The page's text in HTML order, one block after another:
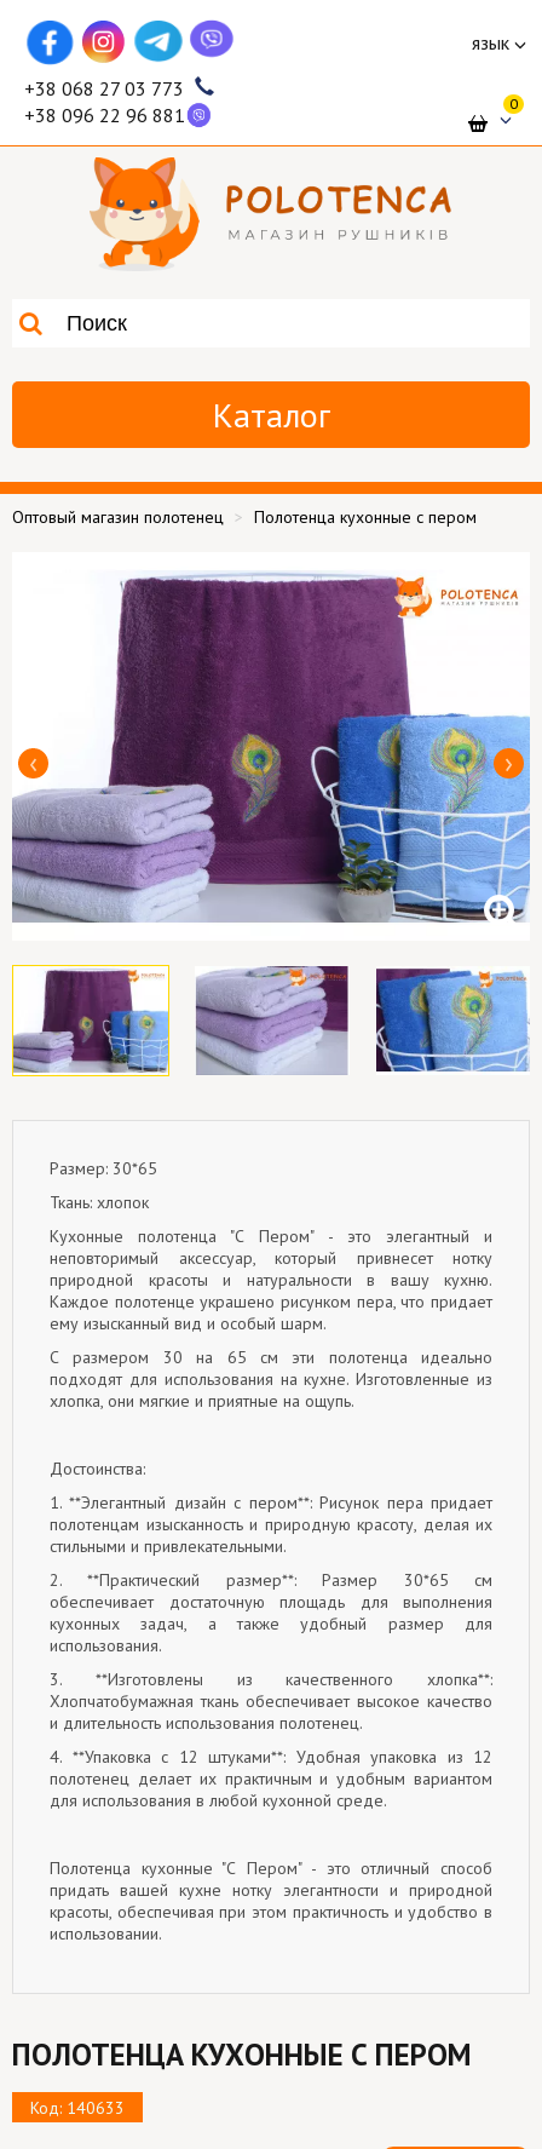
язык
+38 068 27 03 773
+38 096 22 96 881
0
Каталог
Оптовый магазин полотенец Полотенца кухонные с пером
Размер: 30*65
Ткань: хлопок
Кухонные полотенца "С Пером" - это элегантный и
неповторимый аксессуар, который привнесет нотку
природной красоты и натуральности в вашу кухню.
Каждое полотенце украшено рисунком пера, что придает
ему изысканный вид и особый шарм.
С размером 30 на 65 см эти полотенца идеально
подходят для использования на кухне. Изготовленные из
хлопка, они мягкие и приятные на ощупь.
Достоинства:
1. **Элегантный дизайн с пером**: Рисунок пера придает
полотенцам изысканность и природную красоту, делая их
стильными и привлекательными.
2. **Практический размер**: Размер 30*65 см
обеспечивает достаточную площадь для выполнения
кухонных задач, а также удобный размер для
использования.
3. **Изготовлены из качественного хлопка**:
Хлопчатобумажная ткань обеспечивает высокое качество
и длительность использования полотенец.
4. **Упаковка с 12 штуками**: Удобная упаковка из 12
полотенец делает их практичным и удобным вариантом
для использования в любой кухонной среде.
Полотенца кухонные "С Пером" - это отличный способ
придать вашей кухне нотку элегантности и природной
красоты, обеспечивая при этом практичность и удобство в
использовании.
ПОЛОТЕНЦА КУХОННЫЕ С ПЕРОМ
Код: 140633